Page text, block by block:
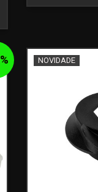
% NOVIDADE